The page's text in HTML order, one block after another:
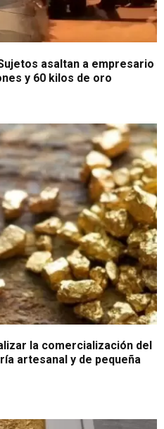
asaltan a empresario
y 60 kilos de oro
la comercialización del
artesanal y de pequeña